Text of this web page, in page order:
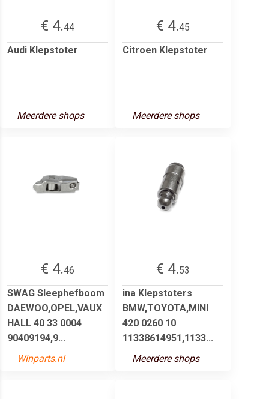
€ 4.44
Audi Klepstoter
Meerdere shops
€ 4.45
Citroen Klepstoter
Meerdere shops
€ 4.46
SWAG Sleephefboom
DAEWOO,OPEL,VAUX
HALL 40 33 0004
90409194,9...
Winparts.nl
€ 4.53
ina Klepstoters
BMW,TOYOTA,MINI
420 0260 10
11338614951,1133...
Meerdere shops